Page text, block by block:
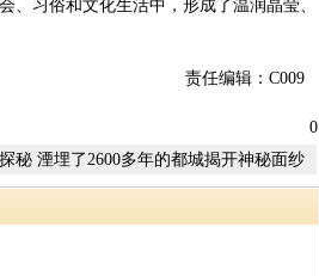
、习俗和文化生活中，形成了温润晶莹、
责任编辑：C009
0
秘 湮埋了2600多年的都城揭开神秘面纱